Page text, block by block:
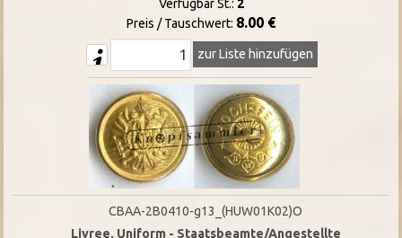
Verfügbar St.: 2
Preis / Tauschwert: 8.00 €
zur Liste hinzufügen
CBAA-2B0410-g13_(HUW01K02)O
Livree, Uniform - Staatsbeamte/Angestellte